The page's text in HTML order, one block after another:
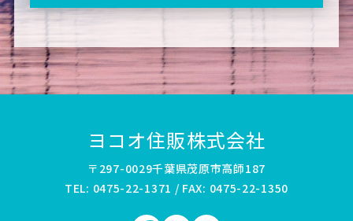
ヨコオ住販株式会社
〒297-0029千葉県茂原市高師187
TEL: 0475-22-1371 / FAX: 0475-22-1350